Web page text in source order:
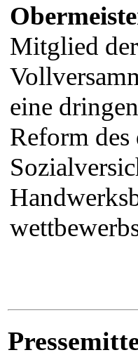
Mitglied
eine
Reform des